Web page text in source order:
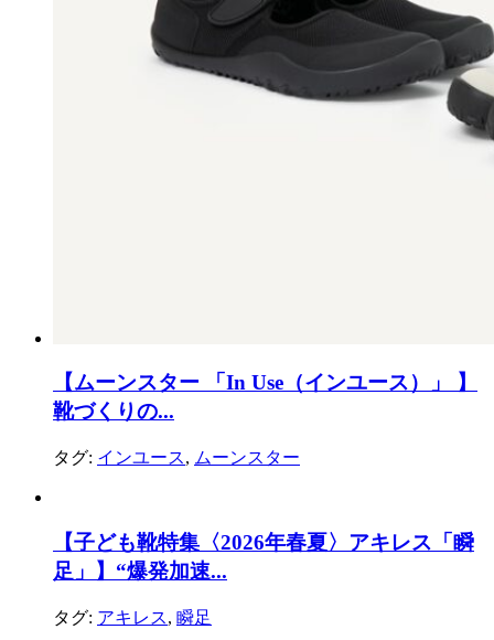
【ムーンスター 「In Use（インユース）」 】
靴づくりの...
タグ: インユース, ムーンスター
【子ども靴特集〈2026年春夏〉アキレス「瞬
足」】“爆発加速...
タグ: アキレス, 瞬足